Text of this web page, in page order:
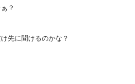
？
先に聞けるのかな？